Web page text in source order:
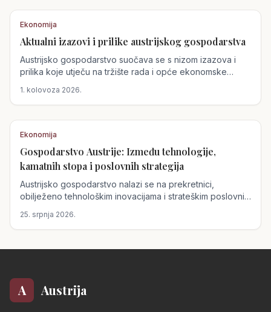
Ekonomija
Aktualni izazovi i prilike austrijskog gospodarstva
Austrijsko gospodarstvo suočava se s nizom izazova i
prilika koje utječu na tržište rada i opće ekonomske
mogućnosti za radnike iz Hrvatske, dok klimatske
promjene prijete poljoprivredi i energetici.
1. kolovoza 2026.
Ekonomija
Gospodarstvo Austrije: Između tehnologije,
kamatnih stopa i poslovnih strategija
Austrijsko gospodarstvo nalazi se na prekretnici,
obilježeno tehnološkim inovacijama i strateškim poslovnim
povećanje kamatnih stopa, tehnološki bum u Gornjoj
Austriji i pravne izazove s kojima se suočava
25. srpnja 2026.
A Austrija